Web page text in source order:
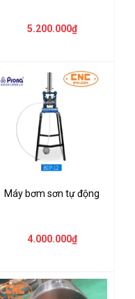
5.200.000₫
Máy bơm sơn tự động
4.000.000₫